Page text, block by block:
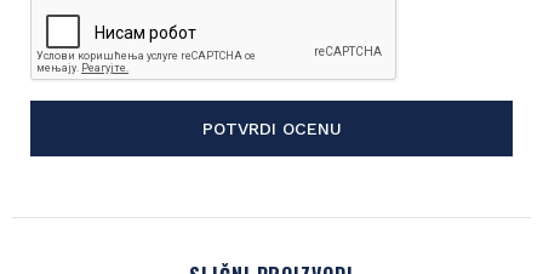
POTVRDI OCENU